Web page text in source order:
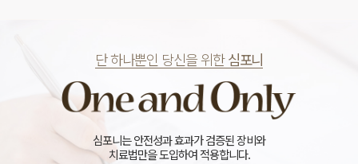
단 하나뿐인 당신을 위한심포니
심포니는 안전성과 효과가 검증된 장비와
치료법만을 도입하여 적용합니다.